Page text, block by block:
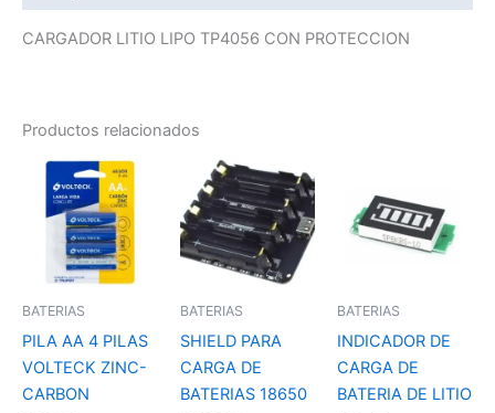
CARGADOR LITIO LIPO TP4056 CON PROTECCION
Productos relacionados
BATERIAS
PILA AA 4 PILAS
VOLTECK ZINC-
CARBON
BATERIAS
SHIELD PARA
CARGA DE
BATERIAS 18650
BATERIAS
INDICADOR DE
CARGA DE
BATERIA DE LITIO